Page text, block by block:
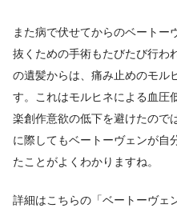
また病で伏せてからのベートー
抜くための手術もたびたび行わ
の遺髪からは、痛み止めのモル
す。これはモルヒネによる血圧
楽創作意欲の低下を避けたので
に際してもベートーヴェンが自
たことがよくわかりますね。
詳細はこちらの「ベートーヴェ